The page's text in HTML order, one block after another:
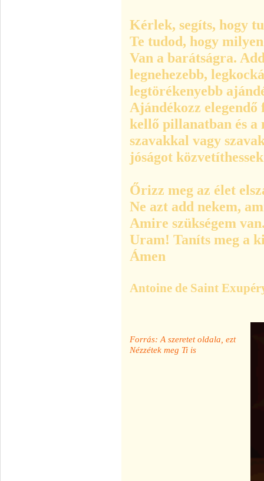
Kérlek, segíts, hogy
Te tudod, hogy
Van a barátságra.
legnehezebb,
legtörékenyebb
Ajándékozz
kellő pillanatban és a
szavakkal vagy
jóságot
Őrizz meg az élet
Ne azt add nekem,
Amire szükségem
Uram! Taníts meg a
Ámen
Antoine de Saint
Forrás: A szeretet oldala, ezt
Nézzétek meg Ti is